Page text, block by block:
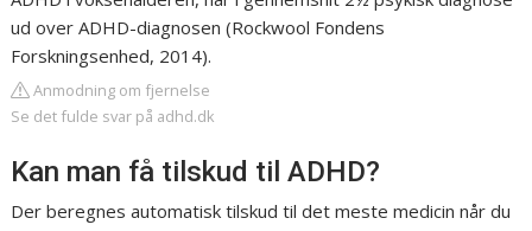
ud over ADHD-diagnosen (Rockwool Fondens
Forskningsenhed, 2014).
Anmodning om fjernelse
Se det fulde svar på adhd.dk
Kan man få tilskud til ADHD?
Der beregnes automatisk tilskud til det meste medicin når du